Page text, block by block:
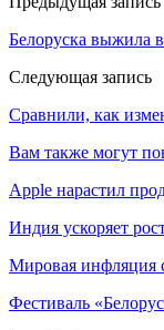
Белоруска выжила
Следующая запись
Сравнили, как
Вам также могут
Apple нарастил
Индия ускоряет
Мировая инфляция
Фестиваль